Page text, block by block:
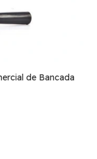
de Bancada